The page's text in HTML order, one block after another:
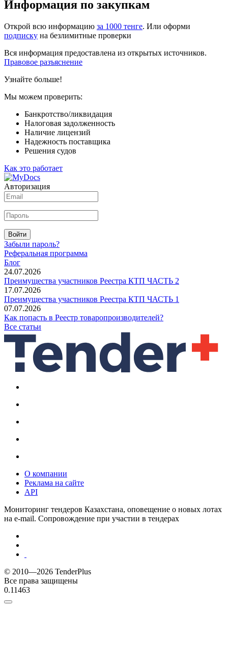
Информация по закупкам
Открой всю информацию за 1000 тенге. Или оформи
подписку на безлимитные проверки
Вся информация предоставлена из открытых источников.
Правовое разъяснение
Узнайте больше!
Мы можем проверить:
Банкротство/ликвидация
Налоговая задолженность
Наличие лицензий
Надежность поставщика
Решения судов
Как это работает
Авторизация
Войти
Забыли пароль?
Реферальная программа
Блог
24.07.2026
Преимущества участников Реестра КТП ЧАСТЬ 2
17.07.2026
Преимущества участников Реестра КТП ЧАСТЬ 1
07.07.2026
Как попасть в Реестр товаропроизводителей?
Все статьи
О компании
Реклама на сайте
API
Мониторинг тендеров Казахстана, оповещение о новых лотах
на e-mail. Сопровождение при участии в тендерах
© 2010—2026 TenderPlus
Все права защищены
0.11463